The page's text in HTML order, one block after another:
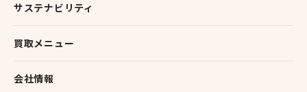
サステナビリティ
買取メニュー
会社情報